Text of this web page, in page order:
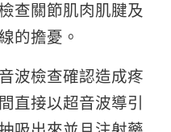
查關節肌肉肌腱及
的擔憂。
波檢查確認造成疼
直接以超音波導引